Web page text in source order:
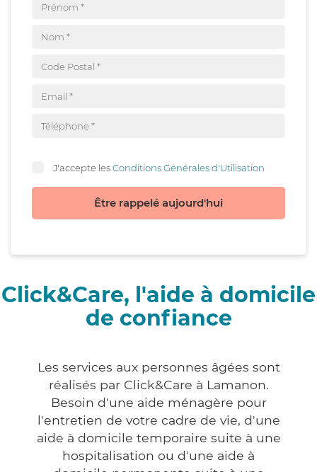
J'accepte lesConditions Générales d'Utilisation
Être rappelé aujourd'hui
Click&Care, l'aide à domicile
de confiance
Les services aux personnes âgées sont
réalisés par Click&Care à Lamanon.
Besoin d'une aide ménagère pour
l'entretien de votre cadre de vie, d'une
aide à domicile temporaire suite à une
hospitalisation ou d'une aide à